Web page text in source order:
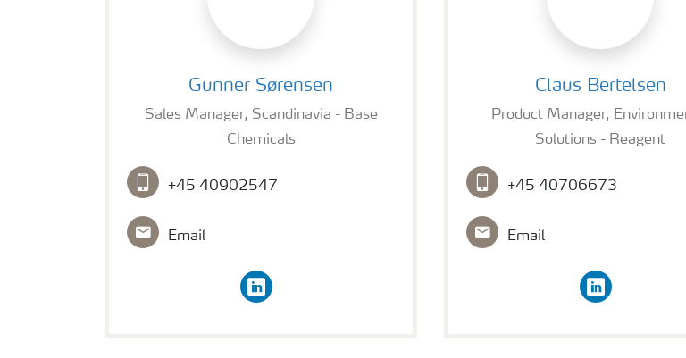
Gunner Sørensen
Sales Manager, Scandinavia - Base
Chemicals
+45 40902547
Email
linkedin
Claus Bertelsen
Product Manager,
Solutions - Reagent
+45 40706673
Email
linkedin